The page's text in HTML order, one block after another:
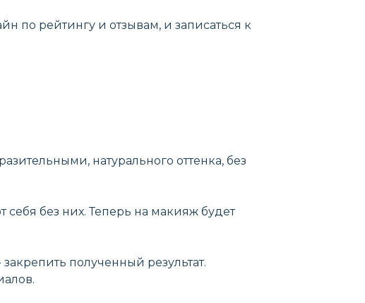
по рейтингу и отзывам, и записаться к
натурального оттенка, без
себя без них. Теперь на макияж будет
полученный результат.